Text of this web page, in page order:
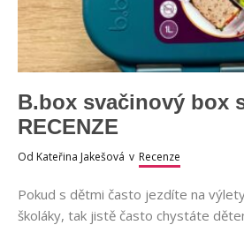
B.box svačinový box
RECENZE
Od Kateřina Jakešová v Recenze
Pokud s dětmi často jezdíte na
školáky, tak jistě často chystáte